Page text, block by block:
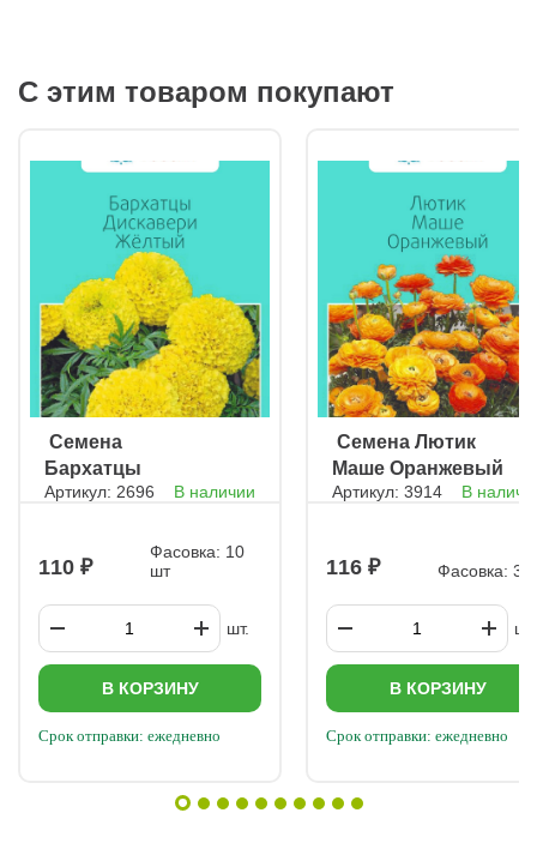
С этим товаром покупают
ㅤ Семена
Бархатцы
французские
Артикул: 2696 В наличии
110
Фасовка: 10
шт
шт.
В КОРЗИНУ
Срок отправки: ежедневно
ㅤ Семена Лютик
Маше Оранжевый
Артикул: 3914 В
116 Фасовка: 3
шт.
В КОРЗИНУ
Срок отправки: ежедневно